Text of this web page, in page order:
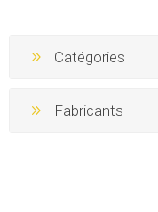
Catégories
Fabricants